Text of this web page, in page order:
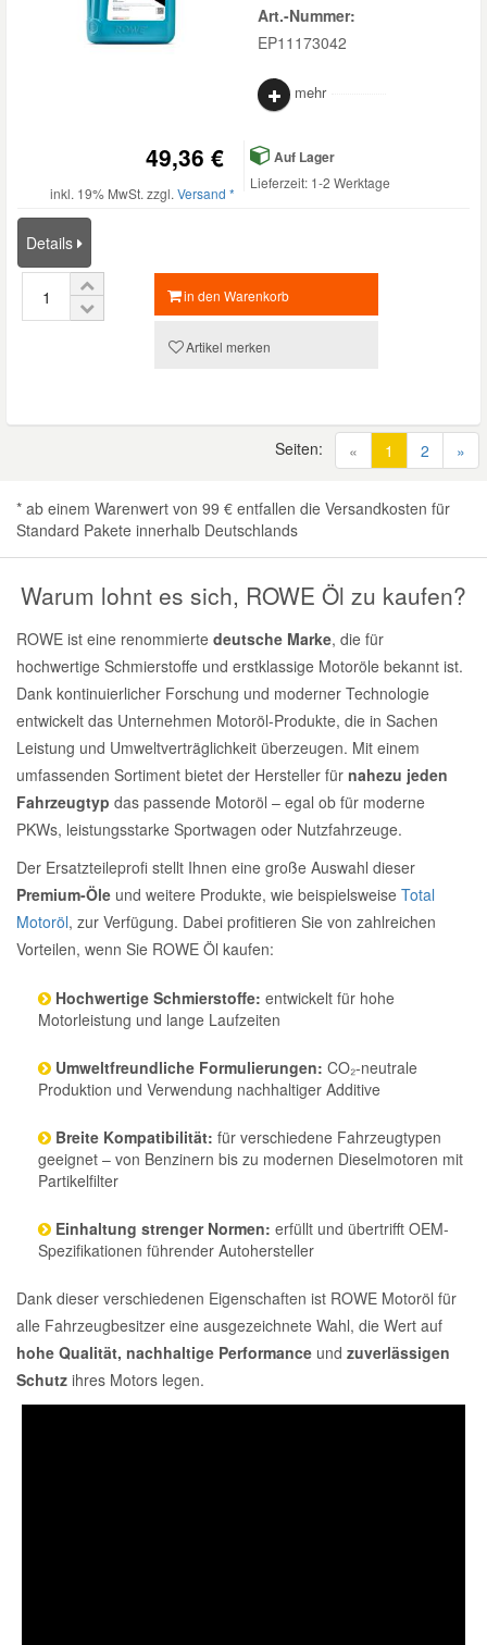
Art.-Nummer:
EP11173042
mehr
49,36 €
inkl. 19% MwSt. zzgl. Versand *
Auf Lager
Lieferzeit: 1-2 Werktage
Details
in den Warenkorb
Artikel merken
« 1 (current)
2 »
Seiten:
* ab einem Warenwert von 99 € entfallen die Versandkosten für
Standard Pakete innerhalb Deutschlands
Warum lohnt es sich, ROWE Öl zu kaufen?
ROWE ist eine renommierte deutsche Marke, die für
hochwertige Schmierstoffe und erstklassige Motoröle bekannt ist.
Dank kontinuierlicher Forschung und moderner Technologie
entwickelt das Unternehmen Motoröl-Produkte, die in Sachen
Leistung und Umweltverträglichkeit überzeugen. Mit einem
umfassenden Sortiment bietet der Hersteller für nahezu jeden
Fahrzeugtyp das passende Motoröl – egal ob für moderne
PKWs, leistungsstarke Sportwagen oder Nutzfahrzeuge.
Der Ersatzteileprofi stellt Ihnen eine große Auswahl dieser
Premium-Öle und weitere Produkte, wie beispielsweise Total
Motoröl, zur Verfügung. Dabei profitieren Sie von zahlreichen
Vorteilen, wenn Sie ROWE Öl kaufen:
Hochwertige Schmierstoffe: entwickelt für hohe
Motorleistung und lange Laufzeiten
Umweltfreundliche Formulierungen: CO₂-neutrale
Produktion und Verwendung nachhaltiger Additive
Breite Kompatibilität: für verschiedene Fahrzeugtypen
geeignet – von Benzinern bis zu modernen Dieselmotoren mit
Partikelfilter
Einhaltung strenger Normen: erfüllt und übertrifft OEM-
Spezifikationen führender Autohersteller
Dank dieser verschiedenen Eigenschaften ist ROWE Motoröl für
alle Fahrzeugbesitzer eine ausgezeichnete Wahl, die Wert auf
hohe Qualität, nachhaltige Performance und zuverlässigen
Schutz ihres Motors legen.